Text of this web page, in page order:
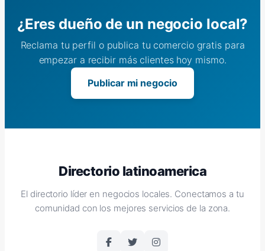
¿Eres dueño de un negocio local?
Reclama tu perfil o publica tu comercio gratis para
empezar a recibir más clientes hoy mismo.
Publicar mi negocio
Directorio latinoamerica
El directorio líder en negocios locales. Conectamos a tu
comunidad con los mejores servicios de la zona.